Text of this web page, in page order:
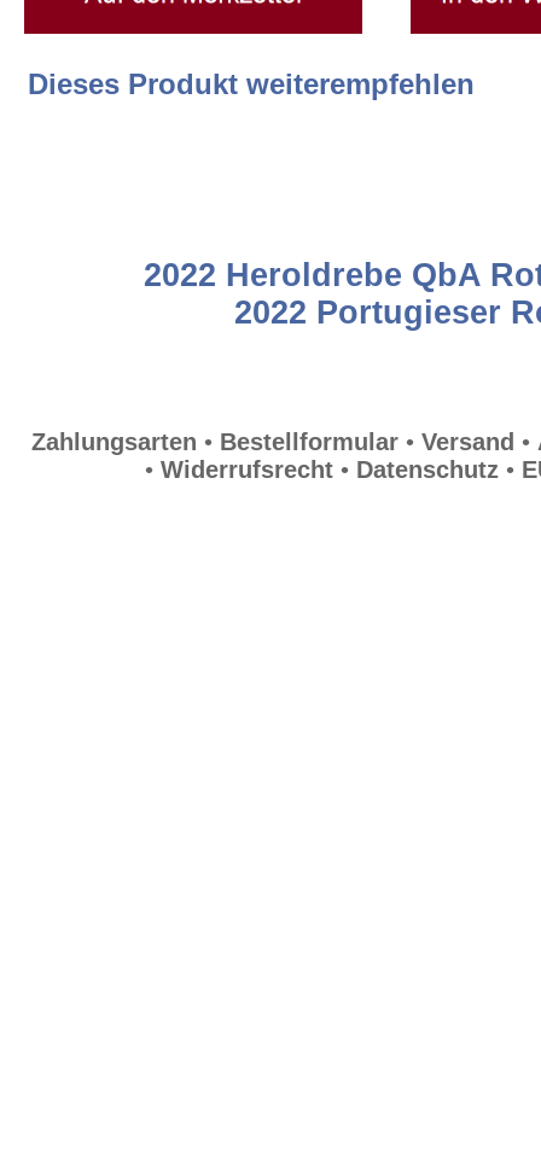
Widerrufsrecht
Dieses Produkt weiterempfehlen
2022 Heroldrebe QbA
2022 Portugieser
Zahlungsarten • Bestellformular• Versand •
• Widerrufsrecht • Datenschutz •